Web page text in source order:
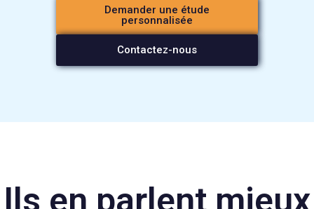
Demander une étude
personnalisée
Contactez-nous
Ils en parlent mieux